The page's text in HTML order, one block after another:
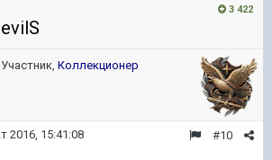
3 422
Коллекционер
#10
2016, 15:41:08